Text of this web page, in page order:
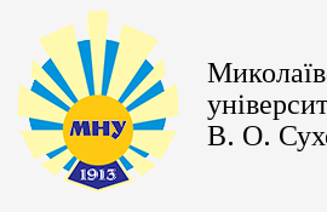
В. О.